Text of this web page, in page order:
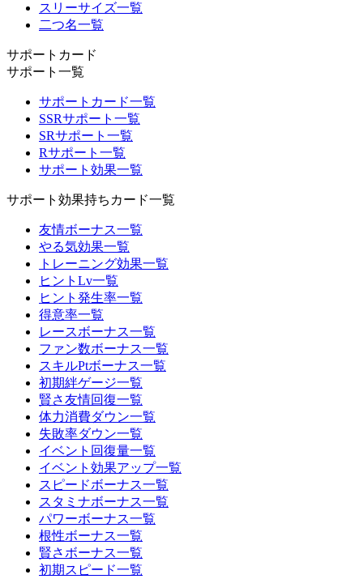
スリーサイズ一覧
二つ名一覧
サポートカード
サポート一覧
サポートカード一覧
SSRサポート一覧
SRサポート一覧
Rサポート一覧
サポート効果一覧
サポート効果持ちカード一覧
友情ボーナス一覧
やる気効果一覧
トレーニング効果一覧
ヒントLv一覧
ヒント発生率一覧
得意率一覧
レースボーナス一覧
ファン数ボーナス一覧
スキルPtボーナス一覧
初期絆ゲージ一覧
賢さ友情回復一覧
体力消費ダウン一覧
失敗率ダウン一覧
イベント回復量一覧
イベント効果アップ一覧
スピードボーナス一覧
スタミナボーナス一覧
パワーボーナス一覧
根性ボーナス一覧
賢さボーナス一覧
初期スピード一覧